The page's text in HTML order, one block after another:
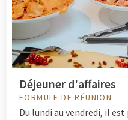
Déjeuner d'affaires
FORMULE DE RÉUNION
Du lundi au vendredi, il